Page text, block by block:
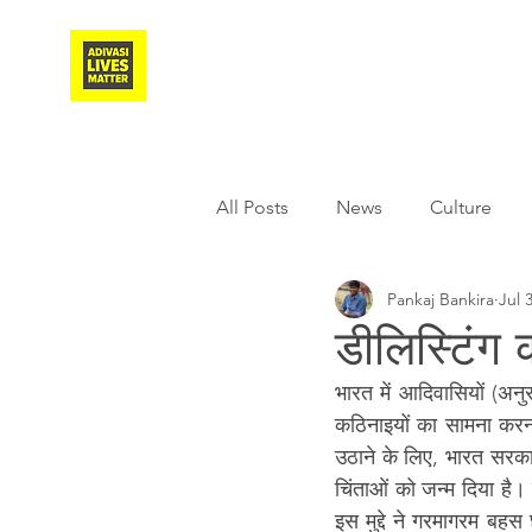
All Posts News Culture
Agriculture Covid-19
Freedom
Literature Media
Pankaj Bankira Jul
भारत में आदिवासियों
कठिनाइयों का सामना
उठाने के लिए, भारत
चिंताओं को जन्म दिया
इस मुद्दे ने गरमागरम